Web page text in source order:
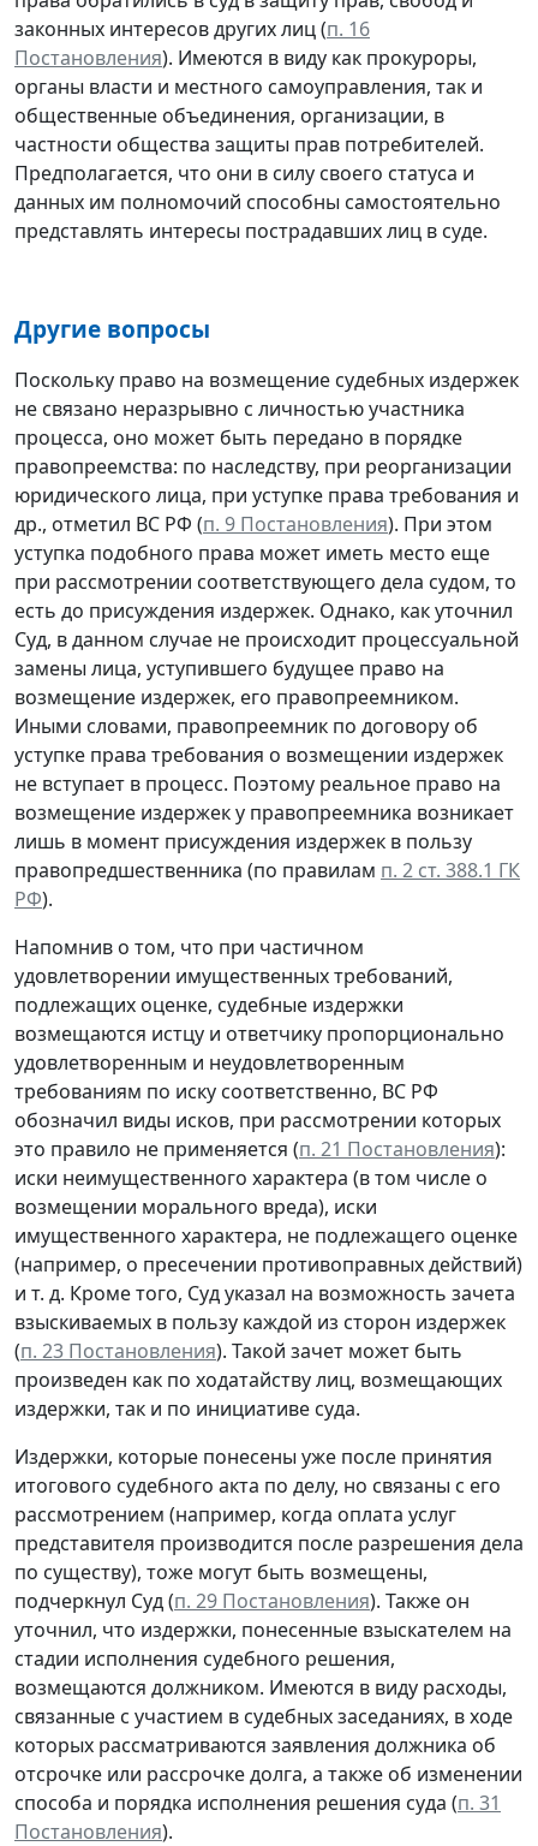
законных интересов других лиц (п. 16
Постановления). Имеются в виду как прокуроры,
органы власти и местного самоуправления, так и
общественные объединения, организации, в
частности общества защиты прав потребителей.
Предполагается, что они в силу своего статуса и
данных им полномочий способны самостоятельно
представлять интересы пострадавших лиц в суде.
Другие вопросы
Поскольку право на возмещение судебных издержек
не связано неразрывно с личностью участника
процесса, оно может быть передано в порядке
правопреемства: по наследству, при реорганизации
юридического лица, при уступке права требования и
др., отметил ВС РФ (п. 9 Постановления). При этом
уступка подобного права может иметь место еще
при рассмотрении соответствующего дела судом, то
есть до присуждения издержек. Однако, как уточнил
Суд, в данном случае не происходит процессуальной
замены лица, уступившего будущее право на
возмещение издержек, его правопреемником.
Иными словами, правопреемник по договору об
уступке права требования о возмещении издержек
не вступает в процесс. Поэтому реальное право на
возмещение издержек у правопреемника возникает
лишь в момент присуждения издержек в пользу
правопредшественника (по правилам п. 2 ст. 388.1 ГК
РФ).
Напомнив о том, что при частичном
удовлетворении имущественных требований,
подлежащих оценке, судебные издержки
возмещаются истцу и ответчику пропорционально
удовлетворенным и неудовлетворенным
требованиям по иску соответственно, ВС РФ
обозначил виды исков, при рассмотрении которых
это правило не применяется (п. 21 Постановления):
иски неимущественного характера (в том числе о
возмещении морального вреда), иски
имущественного характера, не подлежащего оценке
(например, о пресечении противоправных действий)
и т. д. Кроме того, Суд указал на возможность зачета
взыскиваемых в пользу каждой из сторон издержек
(п. 23 Постановления). Такой зачет может быть
произведен как по ходатайству лиц, возмещающих
издержки, так и по инициативе суда.
Издержки, которые понесены уже после принятия
итогового судебного акта по делу, но связаны с его
рассмотрением (например, когда оплата услуг
представителя производится после разрешения дела
по существу), тоже могут быть возмещены,
подчеркнул Суд (п. 29 Постановления). Также он
уточнил, что издержки, понесенные взыскателем на
стадии исполнения судебного решения,
возмещаются должником. Имеются в виду расходы,
связанные с участием в судебных заседаниях, в ходе
которых рассматриваются заявления должника об
отсрочке или рассрочке долга, а также об изменении
способа и порядка исполнения решения суда (п. 31
Постановления).